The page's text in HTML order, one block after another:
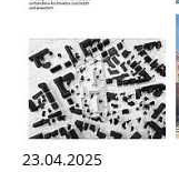
23.04.2025